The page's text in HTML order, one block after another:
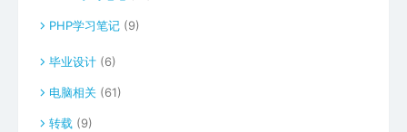
PHP学习笔记 (9)
毕业设计 (6)
电脑相关 (61)
转载 (9)